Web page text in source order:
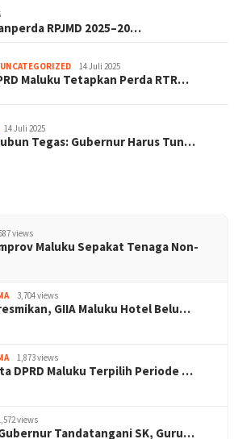
RPJMD 2025–20…
UNCATEGORIZED 14 Juli 2025
Maluku Tetapkan Perda RTR…
14 Juli 2025
Tegas: Gubernur Harus Tun…
views
Maluku Sepakat Tenaga Non-
3,704 views
GIIA Maluku Hotel Belu…
1,873 views
DPRD Maluku Terpilih Periode …
views
Tandatangani SK, Guru…